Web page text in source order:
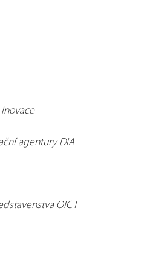
inovace
agentury DIA
OICT